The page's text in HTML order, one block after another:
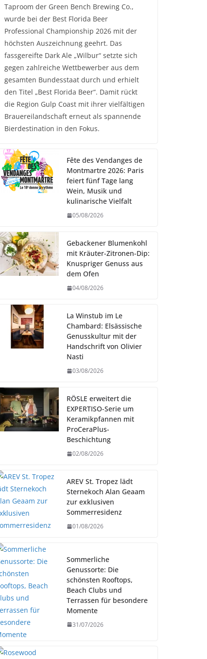
Taproom der Green Bench Brewing Co.,
wurde bei der Best Florida Beer
Professional Championship 2026 mit der
höchsten Auszeichnung geehrt. Das
fassgereifte Dark Ale „Wilbur“ setzte sich
gegen zahlreiche Wettbewerber aus dem
gesamten Bundesstaat durch und erhielt
den Titel „Best Florida Beer“. Damit rückt
die Region Gulp Coast mit ihrer vielfältigen
Brauereilandschaft erneut als spannende
Bierdestination in den Fokus.
Fête des Vendanges de
Montmartre 2026: Paris
feiert fünf Tage lang
Wein, Musik und
kulinarische Vielfalt
05/08/2026
Gebackener Blumenkohl
mit Kräuter-Zitronen-Dip:
Knuspriger Genuss aus
dem Ofen
04/08/2026
La Winstub im Le
Chambard: Elsässische
Genusskultur mit der
Handschrift von Olivier
Nasti
03/08/2026
RÖSLE erweitert die
EXPERTISO-Serie um
Keramikpfannen mit
ProCeraPlus-
Beschichtung
02/08/2026
AREV St. Tropez lädt
Sternekoch Alan Geaam
zur exklusiven
Sommerresidenz
01/08/2026
Sommerliche
Genussorte: Die
schönsten Rooftops,
Beach Clubs und
Terrassen für besondere
Momente
31/07/2026